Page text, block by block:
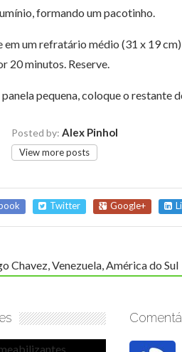
formando um pacotinho.
em um refratário médio (31 x 19 cm)
20 minutos. Reserve.
panela pequena, coloque o restante
Posted by: Alex Pinhol
View more posts
Twitter Google+
Chavez, Venezuela, América do Sul